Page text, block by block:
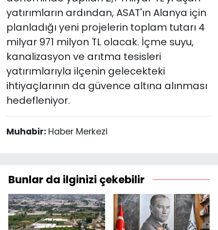
yatırımların ardından, ASAT'ın Alanya için
planladığı yeni projelerin toplam tutarı 4
milyar 971 milyon TL olacak. İçme suyu,
kanalizasyon ve arıtma tesisleri
yatırımlarıyla ilçenin gelecekteki
ihtiyaçlarının da güvence altına alınması
hedefleniyor.
Muhabir: Haber Merkezi
Bunlar da ilginizi çekebilir